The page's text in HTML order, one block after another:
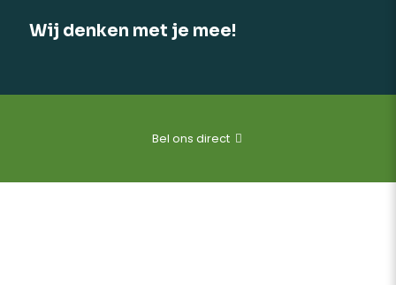
Wij denken met je mee!
Bel ons direct